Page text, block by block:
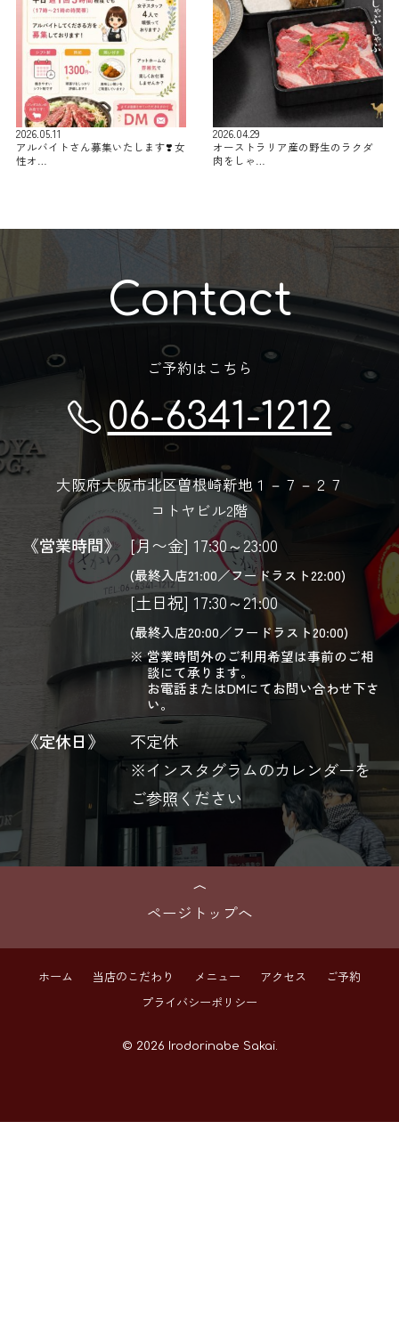
2026.05.11
アルバイトさん募集いたします❣️ 女
性オ…
2026.04.29
オーストラリア産の野生のラクダ
肉をしゃ…
Contact
ご予約はこちら
06-6341-1212
大阪府大阪市北区曽根崎新地１－７－２７
コトヤビル2階
《営業時間》 [月〜金] 17:30～23:00
(最終入店21:00／フードラスト22:00)
[土日祝] 17:30～21:00
(最終入店20:00／フードラスト20:00)
営業時間外のご利用希望は事前のご相
談にて承ります。
お電話またはDMにてお問い合わせ下さ
い。
《定休日》
不定休
※インスタグラムのカレンダーを
ご参照ください
ページトップへ
ホーム 当店のこだわり メニュー アクセス
ご予約
プライバシーポリシー
© 2026 Irodorinabe Sakai.